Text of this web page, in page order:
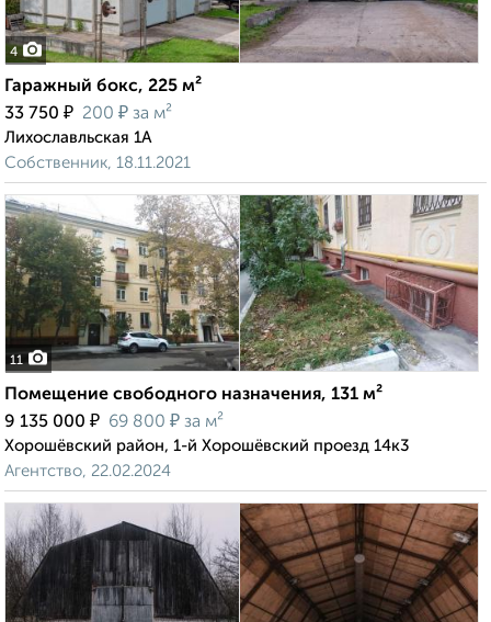
4
Гаражный бокс, 225 м²
33 750 ₽ 200 ₽ за м²
Лихославльская 1А
Собственник, 18.11.2021
11
Помещение свободного назначения, 131 м²
9 135 000 ₽ 69 800 ₽ за м²
Хорошёвский район, 1-й Хорошёвский проезд 14к3
Агентство, 22.02.2024